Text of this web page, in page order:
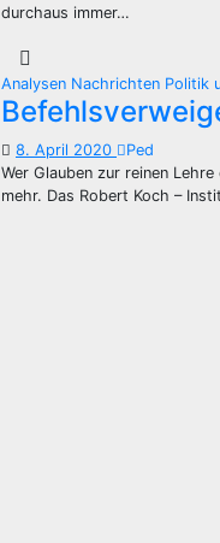
durchaus immer…
Analysen Nachrichten Politik
8. April 2020
Ped
Wer Glauben zur reinen
mehr. Das Robert Koch –